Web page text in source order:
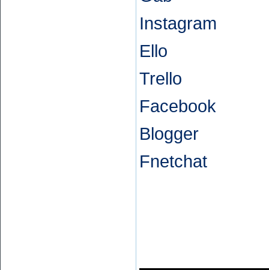
Instagram
Ello
Trello
Facebook
Blogger
Fnetchat